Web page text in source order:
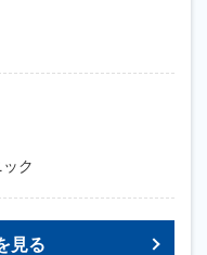
ク
見る